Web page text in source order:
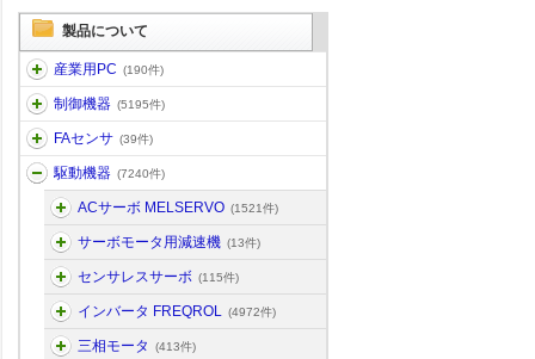
製品について
産業用PC (190件)
制御機器 (5195件)
FAセンサ (39件)
駆動機器 (7240件)
ACサーボ MELSERVO (1521件)
サーボモータ用減速機 (13件)
センサレスサーボ (115件)
インバータ FREQROL (4972件)
三相モータ (413件)